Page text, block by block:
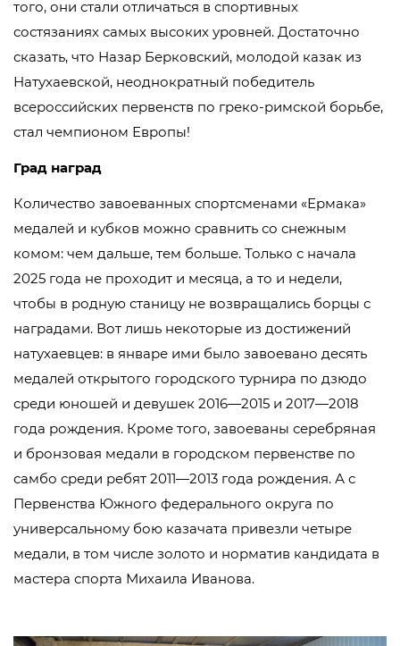
того, они стали отличаться в спортивных
состязаниях самых высоких уровней. Достаточно
сказать, что Назар Берковский, молодой казак из
Натухаевской, неоднократный победитель
всероссийских первенств по греко-римской борьбе,
стал чемпионом Европы!
Град наград
Количество завоеванных спортсменами «Ермака»
медалей и кубков можно сравнить со снежным
комом: чем дальше, тем больше. Только с начала
2025 года не проходит и месяца, а то и недели,
чтобы в родную станицу не возвращались борцы с
наградами. Вот лишь некоторые из достижений
натухаевцев: в январе ими было завоевано десять
медалей открытого городского турнира по дзюдо
среди юношей и девушек 2016—2015 и 2017—2018
года рождения. Кроме того, завоеваны серебряная
и бронзовая медали в городском первенстве по
самбо среди ребят 2011—2013 года рождения. А с
Первенства Южного федерального округа по
универсальному бою казачата привезли четыре
медали, в том числе золото и норматив кандидата в
мастера спорта Михаила Иванова.